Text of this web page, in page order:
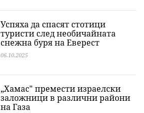
Успяха да спасят стотици
туристи след необичайната
снежна буря на Еверест
06.10.2025
„Хамас" премести израелски
заложници в различни райони
на Газа